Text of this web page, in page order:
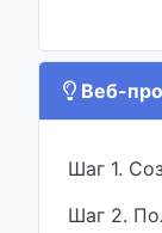
Веб-
Шаг 1.
Шаг 2.